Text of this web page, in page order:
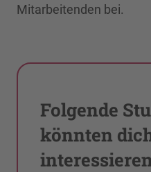
Mitarbeitenden bei.
Folgende
könnten